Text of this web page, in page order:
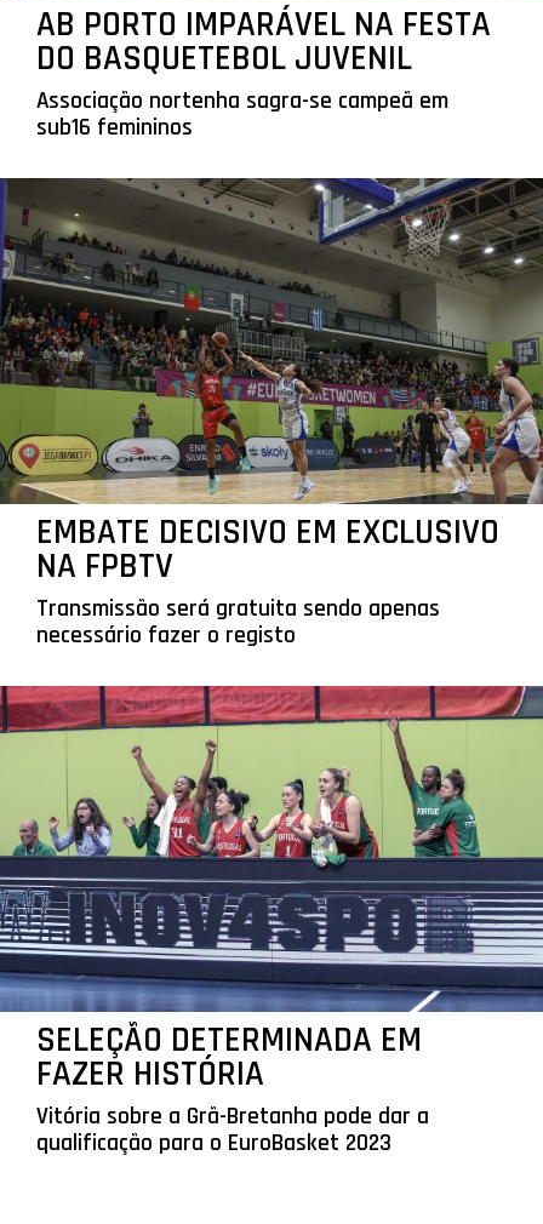
AB PORTO IMPARÁVEL NA FESTA
DO BASQUETEBOL JUVENIL
Associação nortenha sagra-se campeã em
sub16 femininos
EMBATE DECISIVO EM EXCLUSIVO
NA FPBTV
Transmissão será gratuita sendo apenas
necessário fazer o registo
SELEÇÃO DETERMINADA EM
FAZER HISTÓRIA
Vitória sobre a Grã-Bretanha pode dar a
qualificação para o EuroBasket 2023